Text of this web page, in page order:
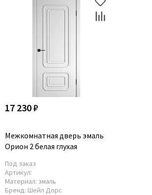
17 230 ₽
Межкомнатная дверь эмаль
Орион 2 белая глухая
Под заказ
Артикул:
Материал: эмаль
Бренд: Шейл Дорс